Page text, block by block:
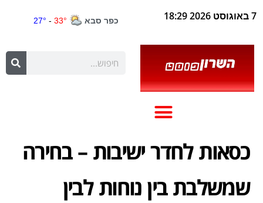
7 באוגוסט 2026 18:29
כסאות לחדר ישיבות – בחירה
שמשלבת בין נוחות לבין